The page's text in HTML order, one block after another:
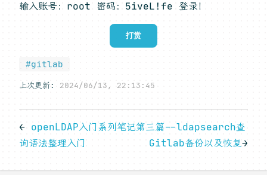
输入账号：root 密码：5iveL!fe 登录！
打赏
#gitlab
上次更新: 2024/06/13, 22:13:45
← openLDAP入门系列笔记第三篇--ldapsearch查
询语法整理入门
Gitlab备份以及恢复→